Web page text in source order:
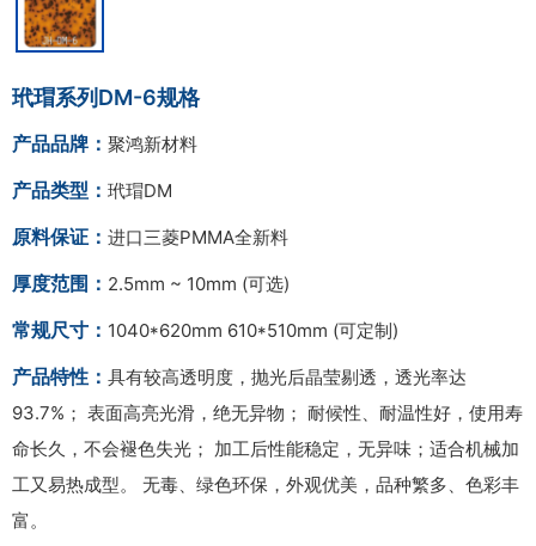
玳瑁系列DM-6规格
产品品牌： 聚鸿新材料
产品类型： 玳瑁DM
原料保证： 进口三菱PMMA全新料
厚度范围： 2.5mm ~ 10mm (可选)
常规尺寸： 1040*620mm 610*510mm (可定制)
产品特性： 具有较高透明度，抛光后晶莹剔透，透光率达
93.7%； 表面高亮光滑，绝无异物； 耐候性、耐温性好，使用寿
命长久，不会褪色失光； 加工后性能稳定，无异味；适合机械加
工又易热成型。 无毒、绿色环保，外观优美，品种繁多、色彩丰
富。